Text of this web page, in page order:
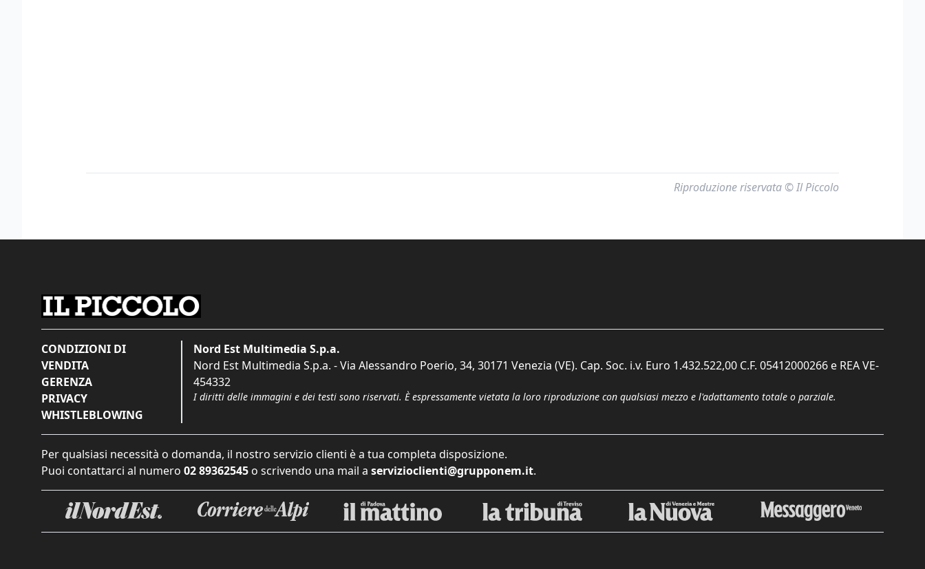
Riproduzione riservata © Il Piccolo
CONDIZIONI DI
VENDITA
GERENZA
PRIVACY
WHISTLEBLOWING
Nord Est Multimedia S.p.a.
Nord Est Multimedia S.p.a. - Via Alessandro Poerio, 34, 30171 Venezia (VE). Cap. Soc. i.v. Euro 1.432.522,00 C.F. 05412000266 e REA VE-
454332
I diritti delle immagini e dei testi sono riservati. È espressamente vietata la loro riproduzione con qualsiasi mezzo e l'adattamento totale o parziale.
Per qualsiasi necessità o domanda, il nostro servizio clienti è a tua completa disposizione.
Puoi contattarci al numero 02 89362545 o scrivendo una mail a servizioclienti@grupponem.it.